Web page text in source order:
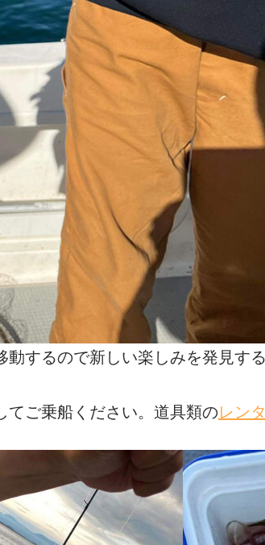
するので新しい楽しみを発見す
てご乗船ください。道具類のレン